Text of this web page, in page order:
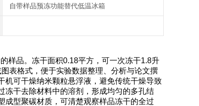
自带样品预冻功能替代低温冰箱
样品。冻干面积0.18平方，可一次冻干1.8升
表格式，便于实验数据整理、分析与论文撰
机可干燥纳米颗粒悬浮液，避免传统干燥导致
冻干去除材料中的溶剂，形成均匀的多孔结
成型聚碳材质，可清楚观察样品冻干的全过